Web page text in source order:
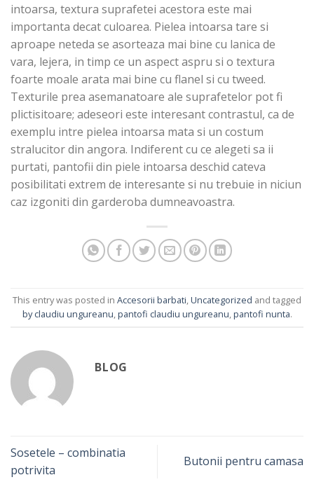
intoarsa, textura suprafetei acestora este mai
importanta decat culoarea. Pielea intoarsa tare si
aproape neteda se asorteaza mai bine cu lanica de
vara, lejera, in timp ce un aspect aspru si o textura
foarte moale arata mai bine cu flanel si cu tweed.
Texturile prea asemanatoare ale suprafetelor pot fi
plictisitoare; adeseori este interesant contrastul, ca de
exemplu intre pielea intoarsa mata si un costum
stralucitor din angora. Indiferent cu ce alegeti sa ii
purtati, pantofii din piele intoarsa deschid cateva
posibilitati extrem de interesante si nu trebuie in niciun
caz izgoniti din garderoba dumneavoastra.
This entry was posted in Accesorii barbati,Uncategorized and tagged
by claudiu ungureanu,pantofi claudiu ungureanu,pantofi nunta.
BLOG
Sosetele – combinatia
potrivita
Butonii pentru camasa